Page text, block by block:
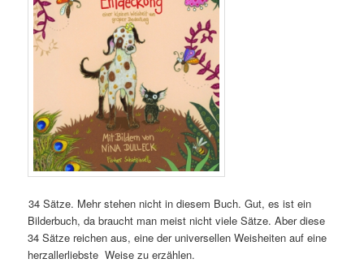
34 Sätze. Mehr stehen nicht in diesem Buch. Gut, es ist ein
Bilderbuch, da braucht man meist nicht viele Sätze. Aber diese
34 Sätze reichen aus, eine der universellen Weisheiten auf eine
herzallerliebste Weise zu erzählen.